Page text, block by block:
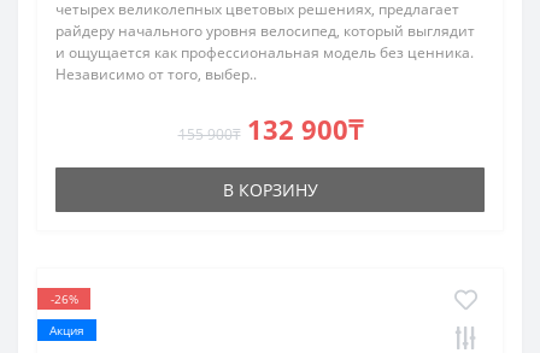
четырех великолепных цветовых решениях, предлагает
райдеру начального уровня велосипед, который выглядит
и ощущается как профессиональная модель без ценника.
Независимо от того, выбер..
155 900₸ 132 900₸
В КОРЗИНУ
-26%
Акция